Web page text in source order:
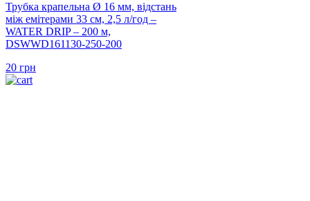
Трубка крапельна Ø 16 мм, відстань
між емітерами 33 см, 2,5 л/год –
WATER DRIP – 200 м,
DSWWD161130-250-200
20 грн